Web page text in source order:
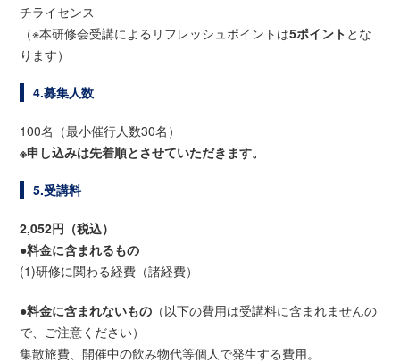
チライセンス
（※本研修会受講によるリフレッシュポイントは5ポイント とな
ります）
4.募集人数
100名（最小催行人数30名）
※申し込みは先着順とさせていただきます。
5.受講料
2,052円（税込）
●料金に含まれるもの
(1)研修に関わる経費（諸経費）
●料金に含まれないもの （以下の費用は受講料に含まれませんの
で、ご注意ください）
集散旅費、開催中の飲み物代等個人で発生する費用。